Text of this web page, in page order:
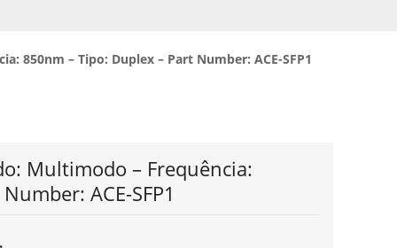
850nm – Tipo: Duplex – Part Number: ACE-SFP1
Multimodo – Frequência:
ACE-SFP1